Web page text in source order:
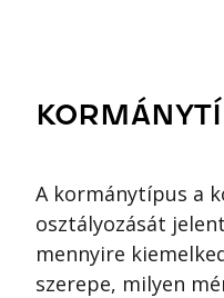
A kormánytípus a
osztályozását
mennyire
szerepe, milyen